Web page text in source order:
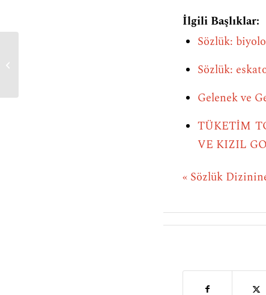
İlgili Başlıklar:
Sözlük:
Sözlük:
Gelenek ve
TÜKETİM
VE KIZIL
« Sözlük